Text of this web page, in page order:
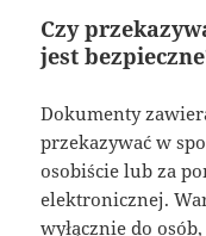
Czy
jest
Dokumenty
przekazywać w
osobiście lub za
elektronicznej.
wyłącznie do